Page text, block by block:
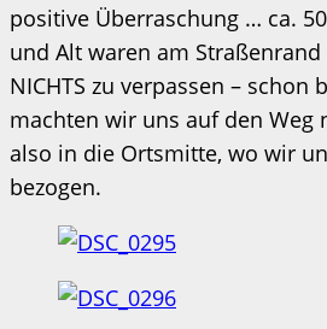
positive Überraschung … ca.
und Alt waren am
NICHTS zu verpassen – schon
machten wir uns auf den Weg
also in die Ortsmitte, wo wir
bezogen.